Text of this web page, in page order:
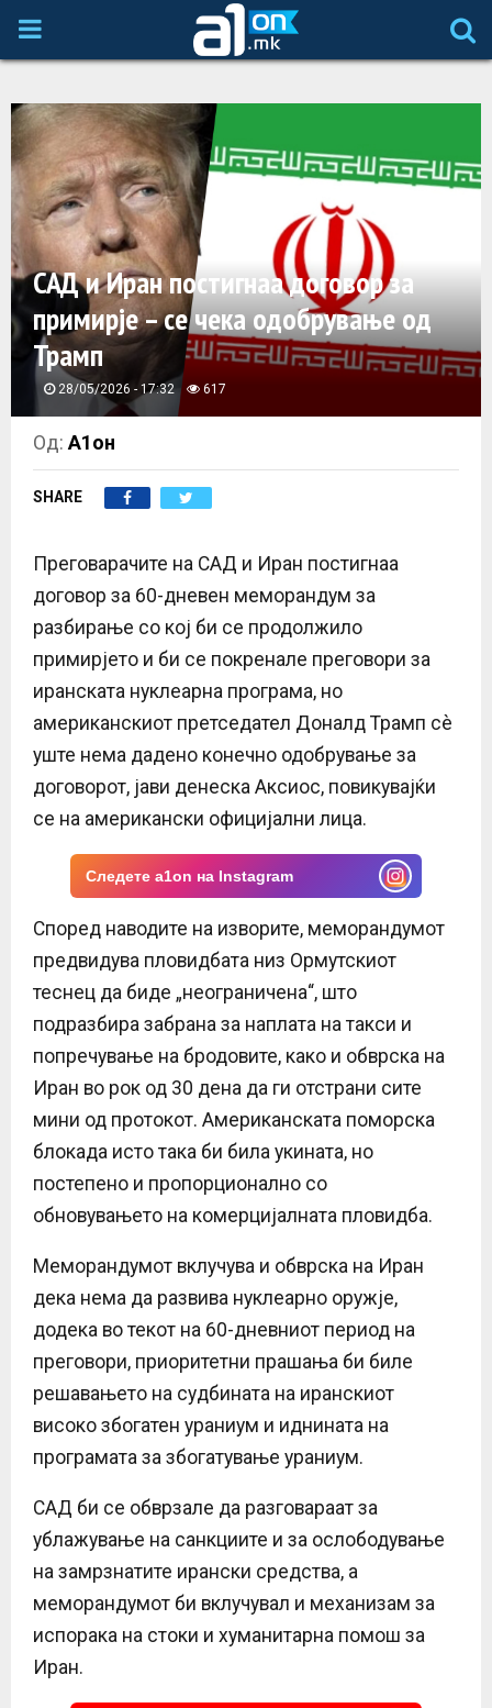
P
I
M
A
R
M
E
N
U
САД и Иран постигнаа договор за
примирје – се чека одобрување од
Трамп
28/05/2026 - 17:32 617
Од:А1он
SHARE
Преговарачите на САД и Иран постигнаа
договор за 60-дневен меморандум за
разбирање со кој би се продолжило
примирјето и би се покренале преговори за
иранската нуклеарна програма, но
американскиот претседател Доналд Трамп сè
уште нема дадено конечно одобрување за
договорот, јави денеска Аксиос, повикувајќи
се на американски официјални лица.
Следете a1on на Instagram
Според наводите на изворите, меморандумот
предвидува пловидбата низ Ормутскиот
теснец да биде „неограничена“, што
подразбира забрана за наплата на такси и
попречување на бродовите, како и обврска на
Иран во рок од 30 дена да ги отстрани сите
мини од протокот. Американската поморска
блокада исто така би била укината, но
постепено и пропорционално со
обновувањето на комерцијалната пловидба.
Меморандумот вклучува и обврска на Иран
дека нема да развива нуклеарно оружје,
додека во текот на 60-дневниот период на
преговори, приоритетни прашања би биле
решавањето на судбината на иранскиот
високо збогатен ураниум и иднината на
програмата за збогатување ураниум.
САД би се обврзале да разговараат за
ублажување на санкциите и за ослободување
на замрзнатите ирански средства, а
меморандумот би вклучувал и механизам за
испорака на стоки и хуманитарна помош за
Иран.